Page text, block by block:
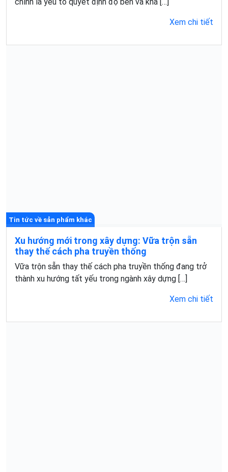
Xem chi tiết
Tin tức về sản phẩm khác
Xu hướng mới trong xây dựng: Vữa trộn sẵn
thay thế cách pha truyền thống
Vữa trộn sẵn thay thế cách pha truyền thống đang trở
thành xu hướng tất yếu trong ngành xây dựng […]
Xem chi tiết